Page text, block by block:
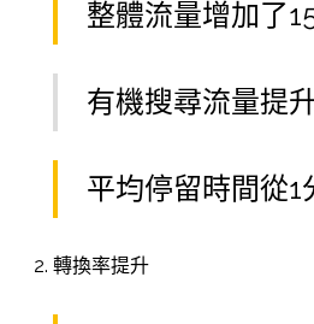
整體流量增加了
有機搜尋流量提
平均停留時間從
轉換率提升